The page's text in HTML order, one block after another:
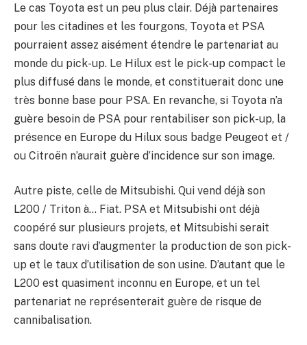
Le cas Toyota est un peu plus clair. Déjà partenaires
pour les citadines et les fourgons, Toyota et PSA
pourraient assez aisément étendre le partenariat au
monde du pick-up. Le Hilux est le pick-up compact le
plus diffusé dans le monde, et constituerait donc une
très bonne base pour PSA. En revanche, si Toyota n’a
guère besoin de PSA pour rentabiliser son pick-up, la
présence en Europe du Hilux sous badge Peugeot et /
ou Citroën n’aurait guère d’incidence sur son image.
Autre piste, celle de Mitsubishi. Qui vend déjà son
L200 / Triton à… Fiat. PSA et Mitsubishi ont déjà
coopéré sur plusieurs projets, et Mitsubishi serait
sans doute ravi d’augmenter la production de son pick-
up et le taux d’utilisation de son usine. D’autant que le
L200 est quasiment inconnu en Europe, et un tel
partenariat ne représenterait guère de risque de
cannibalisation.